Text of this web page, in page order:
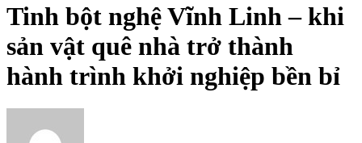
Tinh bột nghệ Vĩnh Linh – khi
sản vật quê nhà trở thành
hành trình khởi nghiệp bền bỉ